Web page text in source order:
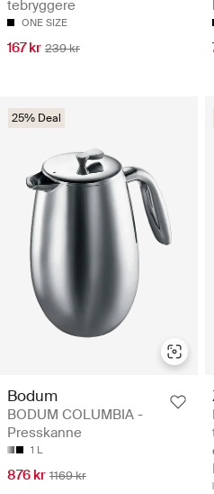
tebryggere
ONE SIZE
167 kr 239 kr
25% Deal
Bodum
BODUM COLUMBIA -
Presskanne
1 L
876 kr 1169 kr